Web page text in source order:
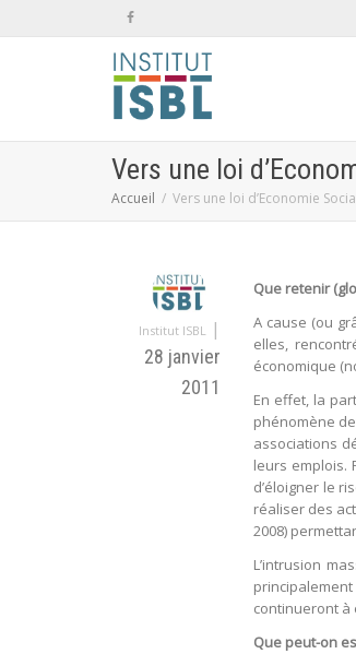
Vers une loi
Accueil Vers une loi d’Economie
Institut ISBL |
28 janvier
2011
Que retenir
A cause (ou
elles,
économique
En effet, la
phénomène
associations
leurs emplois.
d’éloigner le
réaliser des
2008)
L’intrusion
principalement
continueront à
Que peut-on